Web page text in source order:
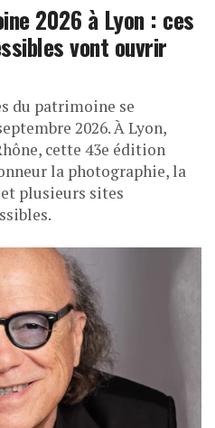
2026 à Lyon : ces
vont ouvrir
du patrimoine se
2026. À Lyon,
cette 43e édition
la photographie, la
plusieurs sites